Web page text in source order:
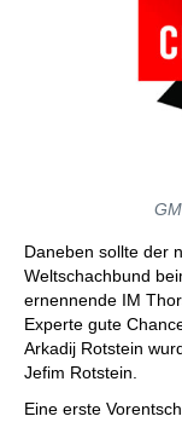
Daneben sollte der
Weltschachbund
ernennende IM
Experte gute
Arkadij Rotstein
Jefim Rotstein.
Eine erste